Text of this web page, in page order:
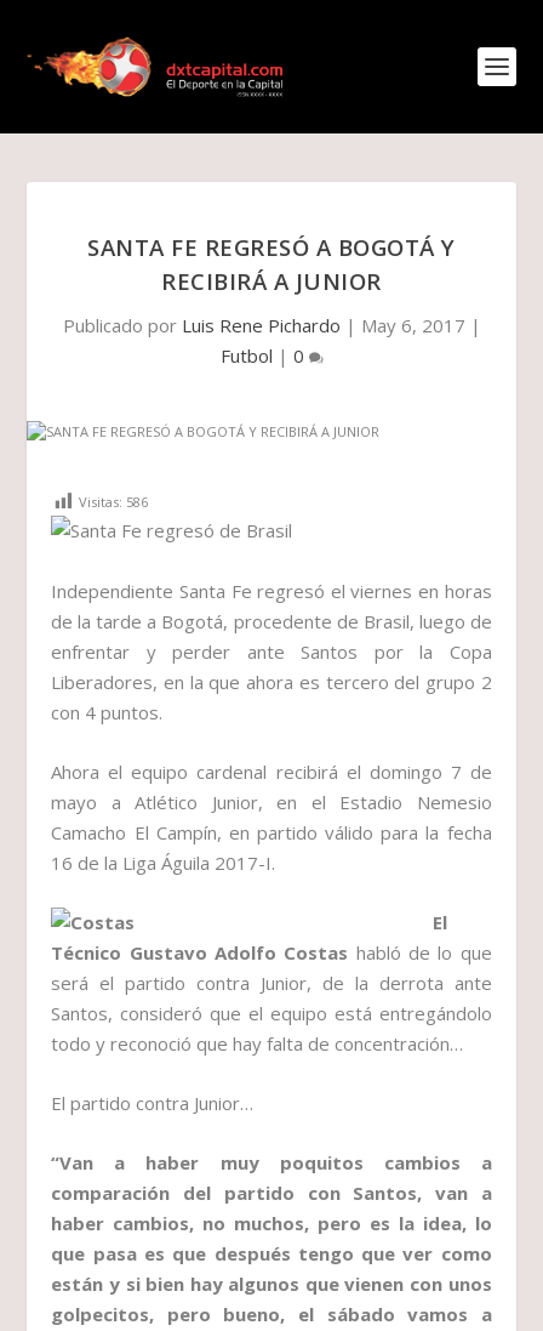
SANTA FE REGRESÓ A BOGOTÁ Y
RECIBIRÁ A JUNIOR
Publicado por Luis Rene Pichardo | May 6, 2017 |
Futbol | 0
Visitas: 586
Independiente Santa Fe regresó el viernes en horas
de la tarde a Bogotá, procedente de Brasil, luego de
enfrentar y perder ante Santos por la Copa
Liberadores, en la que ahora es tercero del grupo 2
con 4 puntos.
Ahora el equipo cardenal recibirá el domingo 7 de
mayo a Atlético Junior, en el Estadio Nemesio
Camacho El Campín, en partido válido para la fecha
16 de la Liga Águila 2017-I.
El
Técnico Gustavo Adolfo Costas habló de lo que
será el partido contra Junior, de la derrota ante
Santos, consideró que el equipo está entregándolo
todo y reconoció que hay falta de concentración…
El partido contra Junior…
“Van a haber muy poquitos cambios a
comparación del partido con Santos, van a
haber cambios, no muchos, pero es la idea, lo
que pasa es que después tengo que ver como
están y si bien hay algunos que vienen con unos
golpecitos, pero bueno, el sábado vamos a